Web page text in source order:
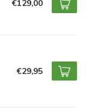
€129,00
€29,95